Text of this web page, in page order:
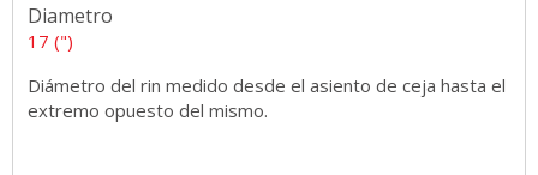
Diametro
17 (")
Diámetro del rin medido desde el asiento de ceja hasta el
extremo opuesto del mismo.